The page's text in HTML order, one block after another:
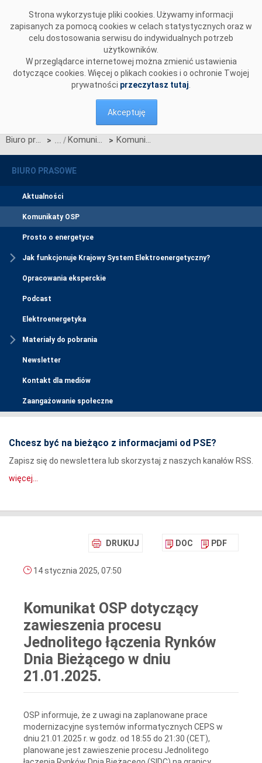
Strona wykorzystuje pliki cookies. Używamy informacji
zapisanych za pomocą cookies w celach statystycznych oraz w
celu dostosowania serwisu do indywidualnych potrzeb
użytkowników.
W przeglądarce internetowej można zmienić ustawienia
dotyczące cookies. Więcej o plikach cookies i o ochronie Twojej
prywatności przeczytasz tutaj
Akceptuję
Biuro prasowe > Komunikaty OSP > Komunikat OSP dotyczący zawieszenia procesu Jednolitego łączenia Rynków Dnia Bieżącego w dniu 21.01.2025.
BIURO PRASOWE
Aktualności
Komunikaty OSP
Prosto o energetyce
Jak funkcjonuje Krajowy System Elektroenergetyczny?
Opracowania eksperckie
Podcast
Elektroenergetyka
Materiały do pobrania
Newsletter
Kontakt dla mediów
Zaangażowanie społeczne
Chcesz być na bieżąco z informacjami od PSE?
Zapisz się do newslettera lub skorzystaj z naszych kanałów RSS.
więcej...
DRUKUJ DOC PDF
14 stycznia 2025, 07:50
Komunikat OSP dotyczący
zawieszenia procesu
Jednolitego łączenia Rynków
Dnia Bieżącego w dniu
21.01.2025.
OSP informuje, że z uwagi na zaplanowane prace
modernizacyjne systemów informatycznych CEPS w
dniu 21.01.2025 r. w godz. od 18:55 do 21:30 (CET),
planowane jest zawieszenie procesu Jednolitego